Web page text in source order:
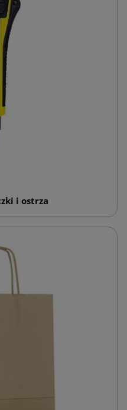
i ostrza